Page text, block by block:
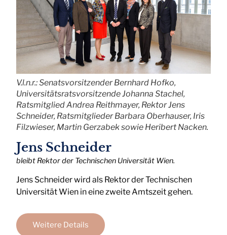
V.l.n.r.: Senatsvorsitzender Bernhard Hofko,
Universitätsratsvorsitzende Johanna Stachel,
Ratsmitglied Andrea Reithmayer, Rektor Jens
Schneider, Ratsmitglieder Barbara Oberhauser, Iris
Filzwieser, Martin Gerzabek sowie Heribert Nacken.
Jens Schneider
bleibt Rektor der Technischen Universität Wien.
Jens Schneider wird als Rektor der Technischen
Universität Wien in eine zweite Amtszeit gehen.
Weitere Details